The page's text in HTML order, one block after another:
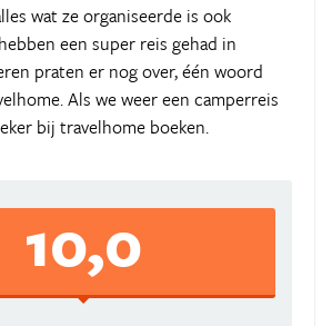
wat ze organiseerde is ook
een super reis gehad in
praten er nog over, één woord
Als we weer een camperreis
bij travelhome boeken.
10,0